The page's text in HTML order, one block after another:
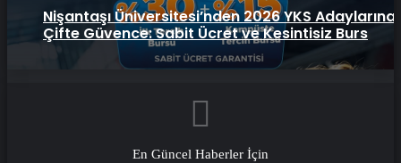
Nişantaşı Üniversitesi’nden 2026 YKS Adaylarına
Çifte Güvence: Sabit Ücret ve Kesintisiz Burs
En Güncel Haberler İçin